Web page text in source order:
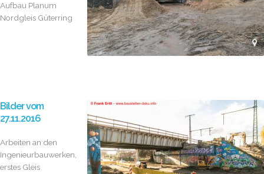
Aufbau Planum
Nordgleis Güterring
Bilder vom
27.11.2016
Arbeiten an den
Ingenieurbauwerken,
erstes Gleis